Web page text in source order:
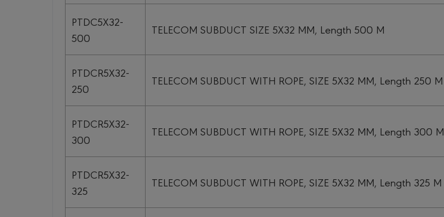
PTDC5X32-
500
TELECOM SUBDUCT SIZE 5X32 MM, Length 500 M
PTDCR5X32-
250
TELECOM SUBDUCT WITH ROPE, SIZE 5X32 MM, Length 250 M
PTDCR5X32-
300
TELECOM SUBDUCT WITH ROPE, SIZE 5X32 MM, Length 300 M
PTDCR5X32-
325
TELECOM SUBDUCT WITH ROPE, SIZE 5X32 MM, Length 325 M